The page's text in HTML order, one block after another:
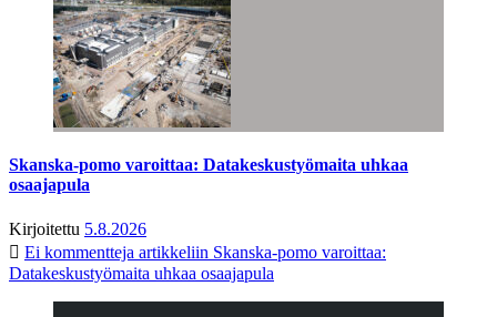
Skanska-pomo varoittaa: Datakeskustyömaita uhkaa
osaajapula
Kirjoitettu 5.8.2026
Ei kommentteja artikkeliin Skanska-pomo varoittaa:
Datakeskustyömaita uhkaa osaajapula